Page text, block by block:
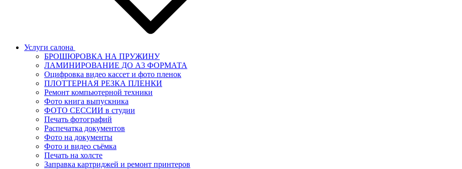
Услуги салона
БРОШЮРОВКА НА ПРУЖИНУ
ЛАМИНИРОВАНИЕ ДО А3 ФОРМАТА
Оцифровка видео кассет и фото пленок
ПЛОТТЕРНАЯ РЕЗКА ПЛЕНКИ
Ремонт компьютерной техники
Фото книга выпускника
ФОТО СЕССИИ в студии
Печать фотографий
Распечатка документов
Фото на документы
Фото и видео съёмка
Печать на холсте
Заправка картриджей и ремонт принтеров